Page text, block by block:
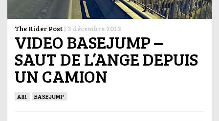
The Rider Post | 3 décembre 2013
VIDEO BASEJUMP –
SAUT DE L’ANGE DEPUIS
UN CAMION
AIR BASEJUMP